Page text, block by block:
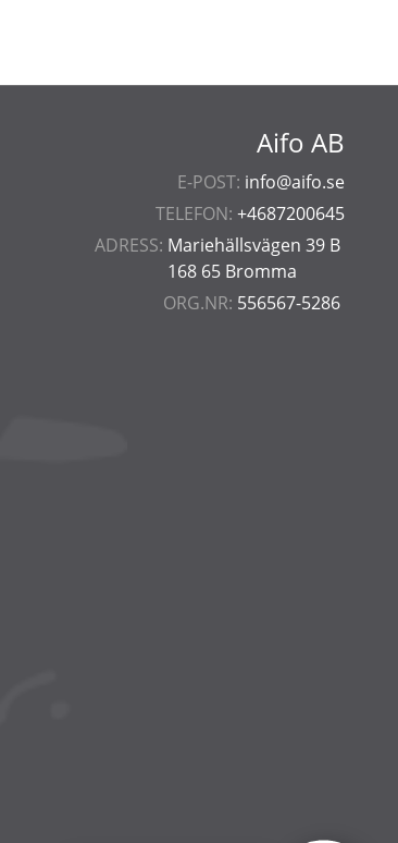
Aifo AB
E-POST: info@aifo.se
TELEFON: +4687200645
ADRESS: Mariehällsvägen 39 B
168 65 Bromma
ORG.NR: 556567-5286